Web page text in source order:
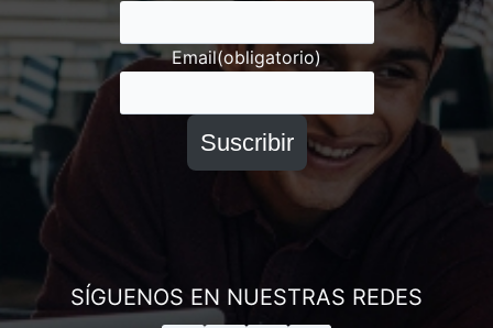
Email(obligatorio)
Suscribir
SÍGUENOS EN NUESTRAS REDES